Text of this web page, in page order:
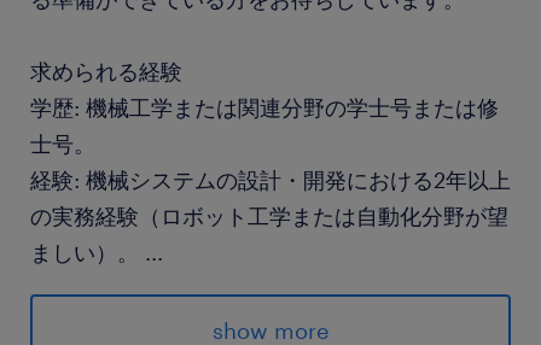
求められる経験
学歴: 機械工学または関連分野の学士号または修
士号。
経験: 機械システムの設計・開発における2年以上
の実務経験（ロボット工学または自動化分野が望
ましい）。 ...
技術スキル: 以下の経験・能力があることを期待
show more